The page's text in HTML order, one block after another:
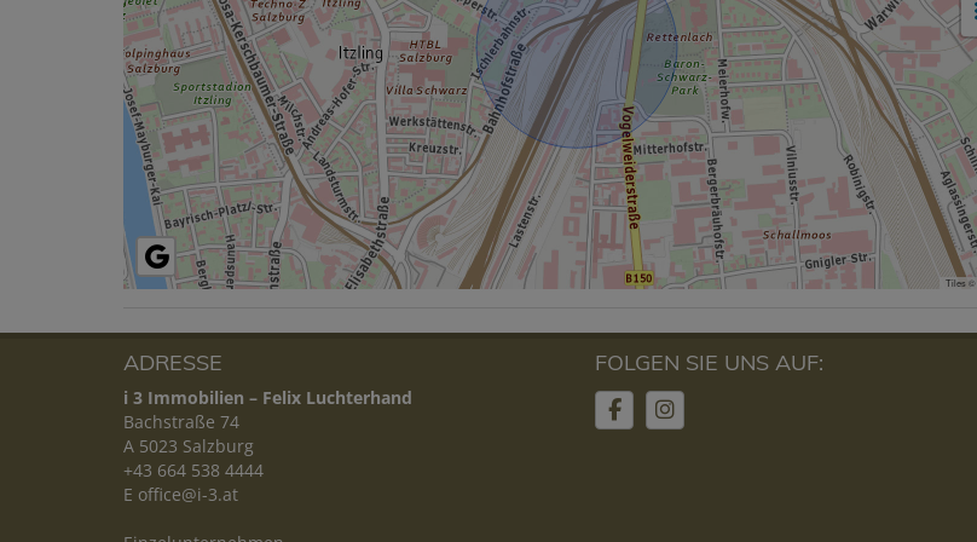
Tiles ©
ADRESSE
i 3 Immobilien – Felix Luchterhand
Bachstraße 74
A 5023 Salzburg
+43 664 538 4444
E office@i-3.at
FOLGEN SIE UNS AUF: